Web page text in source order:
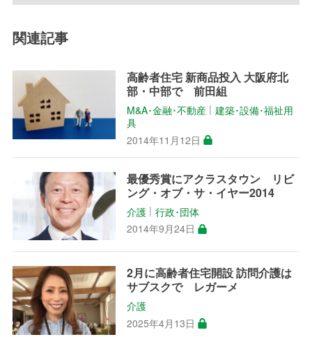
関連記事
高齢者住宅 新商品投入 大阪府北
部・中部で 前田組
M&A･金融･不動産 │建築･設備･福祉用
具
2014年11月12日
最優秀賞にアクラスタウン リビ
ング・オブ・サ・イヤー2014
介護 │行政･団体
2014年9月24日
2月に高齢者住宅開設 訪問介護は
サブスクで レガーメ
介護
2025年4月13日